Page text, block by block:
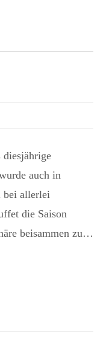
diesjährige
auch in
bei allerlei
die Saison
beisammen zu…